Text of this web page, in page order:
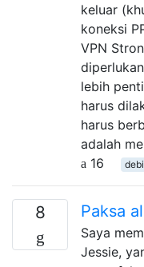
keluar
koneksi
VPN
lebih
harus
harus
adalah
16
8 Paksa
Saya
Jessie,